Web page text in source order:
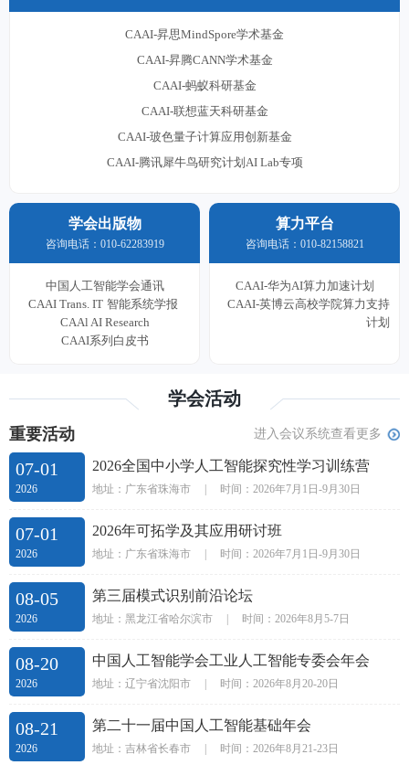
CAAI-昇思MindSpore学术基金
CAAI-昇腾CANN学术基金
CAAI-蚂蚁科研基金
CAAI-联想蓝天科研基金
CAAI-玻色量子计算应用创新基金
CAAI-腾讯犀牛鸟研究计划AI Lab专项
学会出版物
咨询电话：010-62283919
中国人工智能学会通讯
CAAI Trans. IT 智能系统学报
CAAl AI Research
CAAI系列白皮书
算力平台
咨询电话：010-82158821
CAAI-华为AI算力加速计划
CAAI-英博云高校学院算力支持
计划
学会活动
重要活动 进入会议系统查看更多
07-01
2026
2026全国中小学人工智能探究性学习训练营
地址：广东省珠海市 | 时间：2026年7月1日-9月30日
07-01
2026
2026年可拓学及其应用研讨班
地址：广东省珠海市 | 时间：2026年7月1日-9月30日
08-05
2026
第三届模式识别前沿论坛
地址：黑龙江省哈尔滨市 | 时间：2026年8月5-7日
08-20
2026
中国人工智能学会工业人工智能专委会年会
地址：辽宁省沈阳市 | 时间：2026年8月20-20日
08-21
2026
第二十一届中国人工智能基础年会
地址：吉林省长春市 | 时间：2026年8月21-23日